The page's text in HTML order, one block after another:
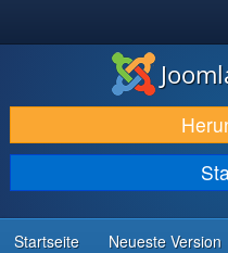
DOWNLOAD & ERWEITERN
ENTDECKEN & LERNEN
COMMUNITY & SUPPORT
RESSOURCEN FÜR ENTWICKLER
Startseite Neueste Version